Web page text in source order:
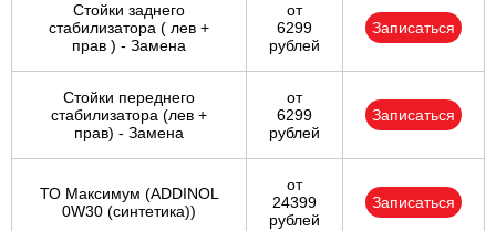
Стойки заднего
стабилизатора ( лев +
прав ) - Замена
от
6299
рублей
Записаться
Стойки переднего
стабилизатора (лев +
прав) - Замена
от
6299
рублей
Записаться
ТО Максимум (ADDINOL
0W30 (синтетика))
от
24399
рублей
Записаться